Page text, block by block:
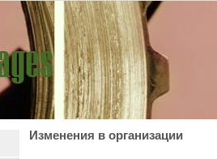
Изменения в организации